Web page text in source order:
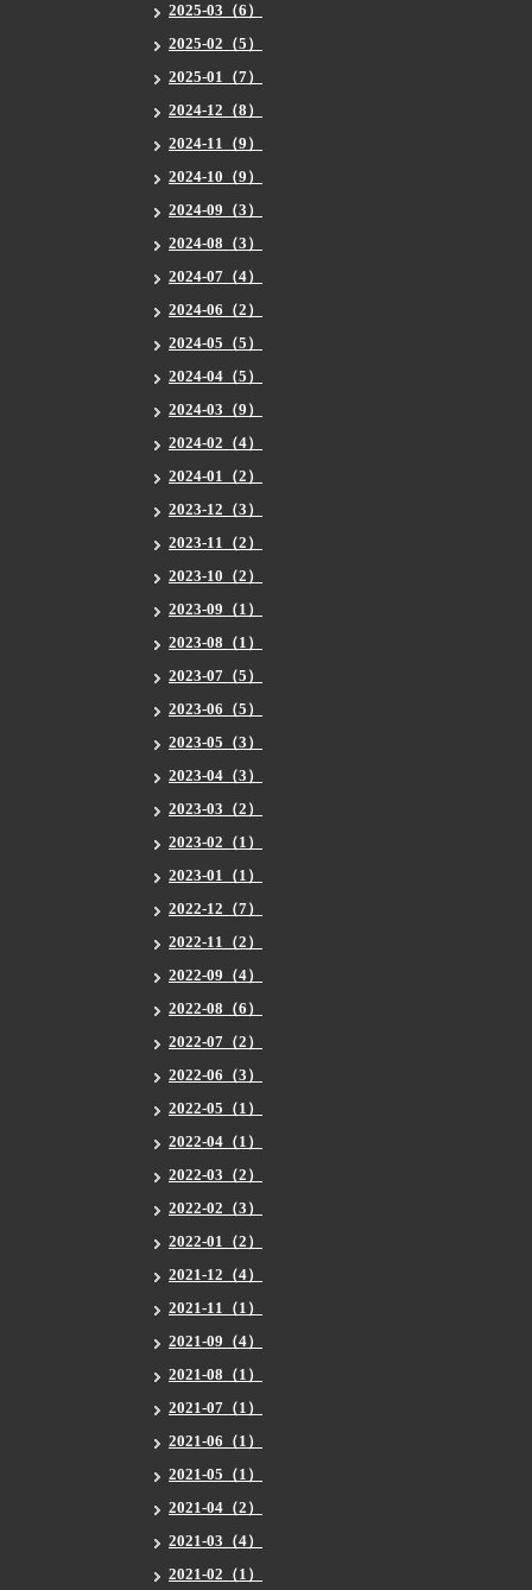
2025-03（6）
2025-02（5）
2025-01（7）
2024-12（8）
2024-11（9）
2024-10（9）
2024-09（3）
2024-08（3）
2024-07（4）
2024-06（2）
2024-05（5）
2024-04（5）
2024-03（9）
2024-02（4）
2024-01（2）
2023-12（3）
2023-11（2）
2023-10（2）
2023-09（1）
2023-08（1）
2023-07（5）
2023-06（5）
2023-05（3）
2023-04（3）
2023-03（2）
2023-02（1）
2023-01（1）
2022-12（7）
2022-11（2）
2022-09（4）
2022-08（6）
2022-07（2）
2022-06（3）
2022-05（1）
2022-04（1）
2022-03（2）
2022-02（3）
2022-01（2）
2021-12（4）
2021-11（1）
2021-09（4）
2021-08（1）
2021-07（1）
2021-06（1）
2021-05（1）
2021-04（2）
2021-03（4）
2021-02（1）